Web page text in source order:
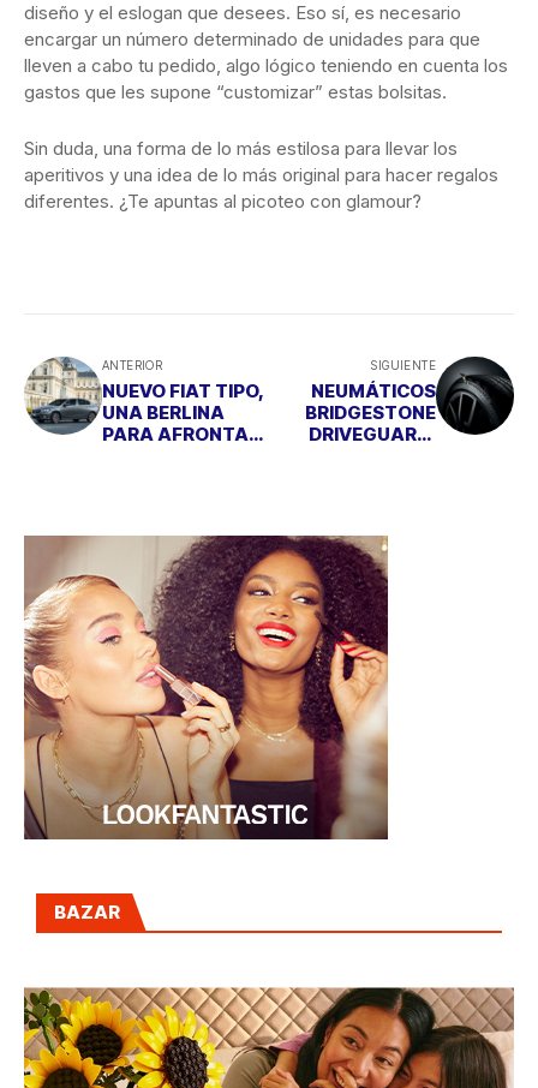
diseño y el eslogan que desees. Eso sí, es necesario
encargar un número determinado de unidades para que
lleven a cabo tu pedido, algo lógico teniendo en cuenta los
gastos que les supone “customizar” estas bolsitas.
Sin duda, una forma de lo más estilosa para llevar los
aperitivos y una idea de lo más original para hacer regalos
diferentes. ¿Te apuntas al picoteo con glamour?
ANTERIOR
NUEVO FIAT TIPO,
UNA BERLINA
PARA AFRONTAR
SIGUIENTE
NEUMÁTICOS
BRIDGESTONE
DRIVEGUARD:
BAZAR